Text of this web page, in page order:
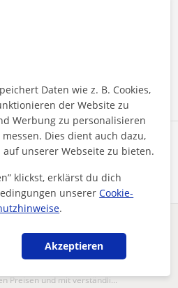
Schaltflächen stimmen Sie
einen Fehler?Melden
Preisen und mit verständli...
Daten wie z. B. Cookies,
der Website zu
Werbung zu personalisieren
Dies dient auch dazu,
unserer Webseite zu bieten.
klickst, erklärst du dich
unsererCookie-
.
Akzeptieren